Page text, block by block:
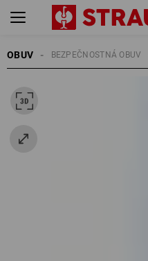
OBUV BEZPEČNOSTNÁ OBUV